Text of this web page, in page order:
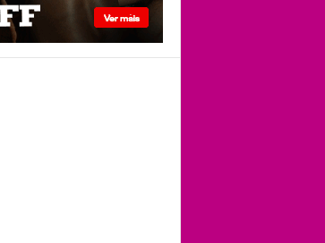
Kennedy Davenport